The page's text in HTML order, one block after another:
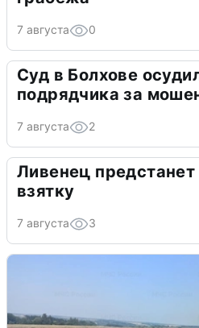
7 августа 0
Суд в Болхове
подрядчика за
7 августа 2
Ливенец
взятку
7 августа 3